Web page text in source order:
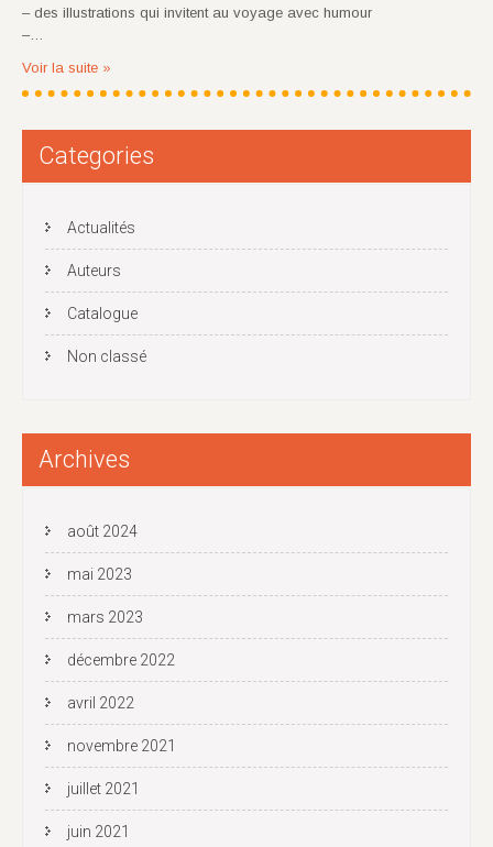
– des illustrations qui invitent au voyage avec humour
–…
Voir la suite »
Categories
Actualités
Auteurs
Catalogue
Non classé
Archives
août 2024
mai 2023
mars 2023
décembre 2022
avril 2022
novembre 2021
juillet 2021
juin 2021